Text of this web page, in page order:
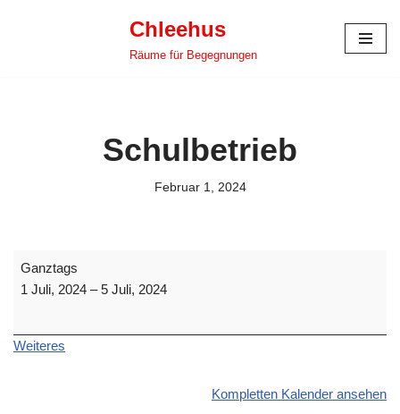
Chleehus
Räume für Begegnungen
Schulbetrieb
Februar 1, 2024
Ganztags
1 Juli, 2024 –5 Juli, 2024
Weiteres
Kompletten Kalender ansehen